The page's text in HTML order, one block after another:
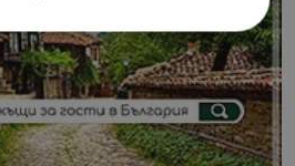
Ефективност
Функционалност
бисквитки позволяват